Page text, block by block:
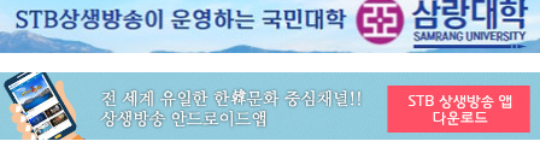
공지사항 ON AIR 서비스 장애 복구 안내
공지사항
STB 4월2주(4.6~4.12) 주간 추천 프로그램
공지사항
STB 4월1주(3.30~4.5) 주간 추천 프로그램
공지사항
STB 3월4주(3.23~3.29) 주간 추천 프로그램